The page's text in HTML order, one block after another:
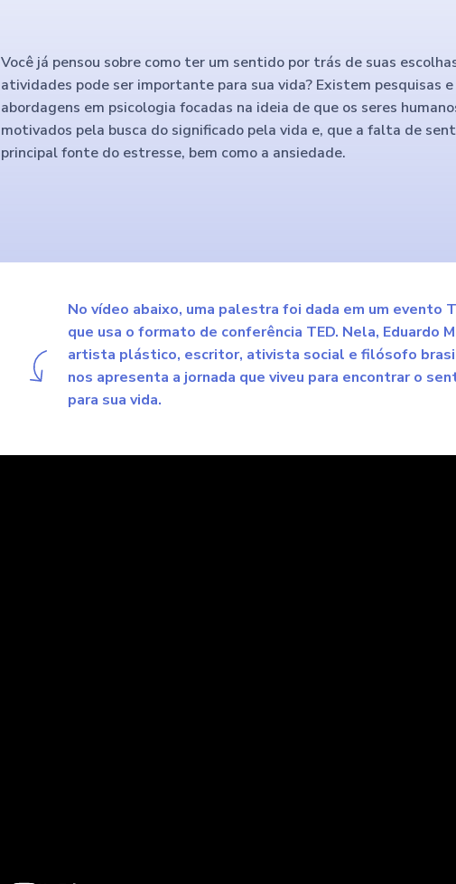
Você já pensou sobre como ter um sentido por trás de suas
atividades pode ser importante para sua vida? Existem pesquisas e
abordagens em psicologia focadas na ideia de que os seres
motivados pela busca do significado pela vida e, que a falta de
principal fonte do estresse, bem como a ansiedade.
No vídeo abaixo, uma palestra foi dada em um evento
que usa o formato de conferência TED. Nela, Eduardo
artista plástico, escritor, ativista social e filósofo
nos apresenta a jornada que viveu para encontrar o
para sua vida.